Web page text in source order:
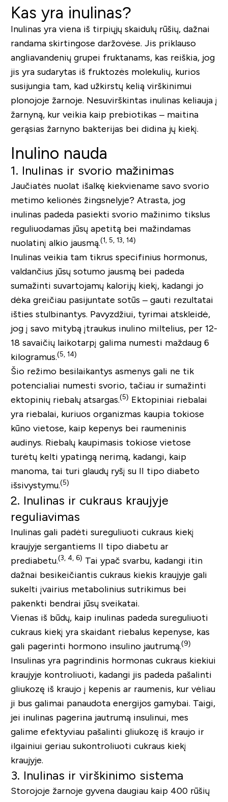
Kas yra inulinas?
Inulinas yra viena iš tirpiųjų skaidulų rūšių, dažnai
randama skirtingose daržovėse. Jis priklauso
angliavandenių grupei fruktanams, kas reiškia, jog
jis yra sudarytas iš fruktozės molekulių, kurios
susijungia tam, kad užkirstų kelią virškinimui
plonojoje žarnoje. Nesuvirškintas inulinas keliauja į
žarnyną, kur veikia kaip prebiotikas – maitina
gerąsias žarnyno bakterijas bei didina jų kiekį.
Inulino nauda
1. Inulinas ir svorio mažinimas
Jaučiatės nuolat išalkę kiekviename savo svorio
metimo kelionės žingsnelyje? Atrasta, jog
inulinas padeda pasiekti svorio mažinimo tikslus
reguliuodamas jūsų apetitą bei mažindamas
nuolatinį alkio jausmą.(1, 5, 13, 14)
Inulinas veikia tam tikrus specifinius hormonus,
valdančius jūsų sotumo jausmą bei padeda
sumažinti suvartojamų kalorijų kiekį, kadangi jo
dėka greičiau pasijuntate sotūs – gauti rezultatai
išties stulbinantys. Pavyzdžiui, tyrimai atskleidė,
jog į savo mitybą įtraukus inulino miltelius, per 12-
18 savaičių laikotarpį galima numesti maždaug 6
kilogramus.(5, 14)
Šio režimo besilaikantys asmenys gali ne tik
potencialiai numesti svorio, tačiau ir sumažinti
ektopinių riebalų atsargas.(5) Ektopiniai riebalai
yra riebalai, kuriuos organizmas kaupia tokiose
kūno vietose, kaip kepenys bei raumeninis
audinys. Riebalų kaupimasis tokiose vietose
turėtų kelti ypatingą nerimą, kadangi, kaip
manoma, tai turi glaudų ryšį su II tipo diabeto
išsivystymu.(5)
2. Inulinas ir cukraus kraujyje
reguliavimas
Inulinas gali padėti sureguliuoti cukraus kiekį
kraujyje sergantiems II tipo diabetu ar
prediabetu.(3, 4, 6) Tai ypač svarbu, kadangi itin
dažnai besikeičiantis cukraus kiekis kraujyje gali
sukelti įvairius metabolinius sutrikimus bei
pakenkti bendrai jūsų sveikatai.
Vienas iš būdų, kaip inulinas padeda sureguliuoti
cukraus kiekį yra skaidant riebalus kepenyse, kas
gali pagerinti hormono insulino jautrumą.(9)
Insulinas yra pagrindinis hormonas cukraus kiekiui
kraujyje kontroliuoti, kadangi jis padeda pašalinti
gliukozę iš kraujo į kepenis ar raumenis, kur vėliau
ji bus galimai panaudota energijos gamybai. Taigi,
jei inulinas pagerina jautrumą insulinui, mes
galime efektyviau pašalinti gliukozę iš kraujo ir
ilgainiui geriau sukontroliuoti cukraus kiekį
kraujyje.
3. Inulinas ir virškinimo sistema
Storojoje žarnoje gyvena daugiau kaip 400 rūšių